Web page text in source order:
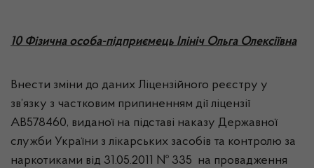
10 Фізична особа-підприємець Ілініч Ольга Олексіївна
Внести зміни до даних Ліцензійного реєстру у
зв’язку з частковим припиненням дії ліцензії
АВ578460, виданої на підставі наказу Державної
служби України з лікарських засобів та контролю за
наркотиками від 31.05.2011 № 335 на провадження